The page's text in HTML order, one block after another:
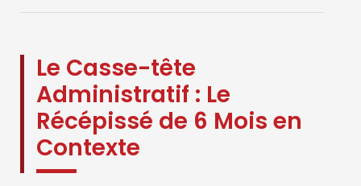
Le Casse-tête
Administratif : Le
Récépissé de 6 Mois en
Contexte